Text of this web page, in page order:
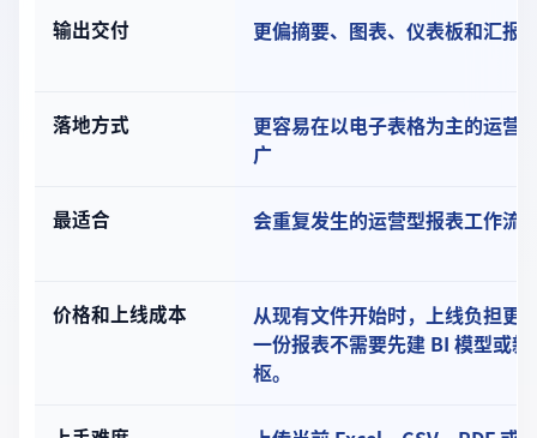
输出交付 更偏摘要、图表、仪表板和汇报
落地方式
更容易在以电子表格为主的运营
广
最适合 会重复发生的运营型报表工作流
价格和上线成本
从现有文件开始时，上线负担更
一份报表不需要先建 BI 模型或
枢。